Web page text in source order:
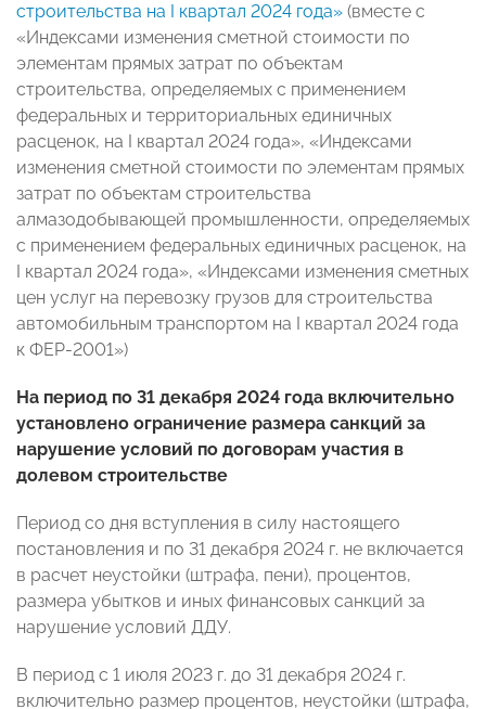
строительства на I квартал 2024 года» (вместе с
«Индексами изменения сметной стоимости по
элементам прямых затрат по объектам
строительства, определяемых с применением
федеральных и территориальных единичных
расценок, на I квартал 2024 года», «Индексами
изменения сметной стоимости по элементам прямых
затрат по объектам строительства
алмазодобывающей промышленности, определяемых
с применением федеральных единичных расценок, на
I квартал 2024 года», «Индексами изменения сметных
цен услуг на перевозку грузов для строительства
автомобильным транспортом на I квартал 2024 года
к ФЕР-2001»)
На период по 31 декабря 2024 года включительно
установлено ограничение размера санкций за
нарушение условий по договорам участия в
долевом строительстве
Период со дня вступления в силу настоящего
постановления и по 31 декабря 2024 г. не включается
в расчет неустойки (штрафа, пени), процентов,
размера убытков и иных финансовых санкций за
нарушение условий ДДУ.
В период с 1 июля 2023 г. до 31 декабря 2024 г.
включительно размер процентов, неустойки (штрафа,